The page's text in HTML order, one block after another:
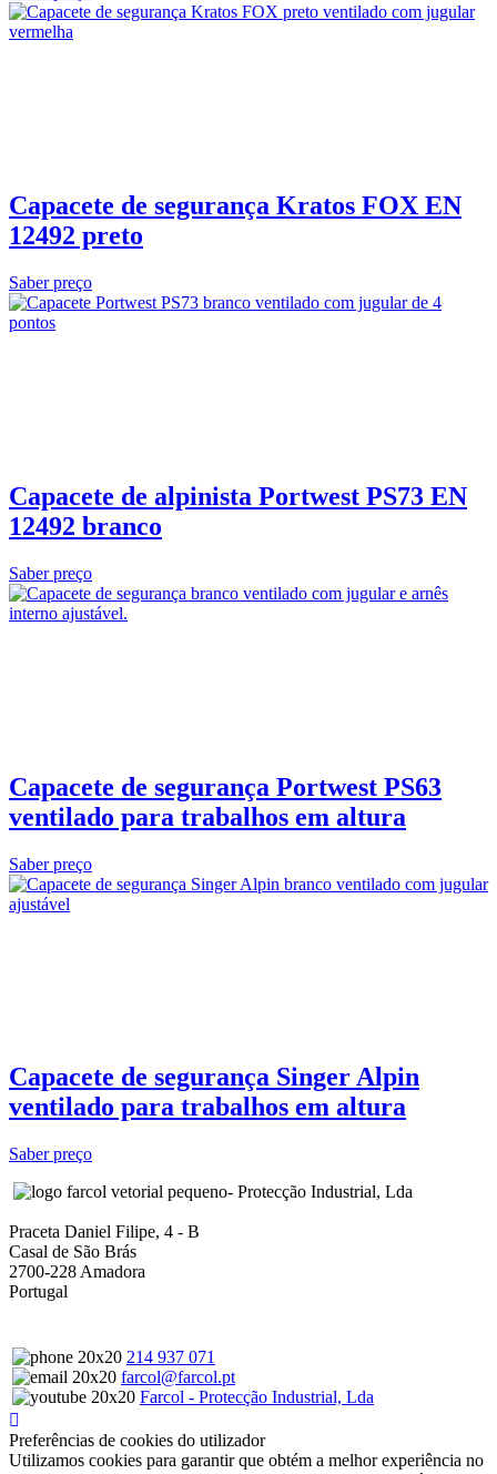
Capacete de segurança Kratos FOX EN
12492 preto
Saber preço
Capacete de alpinista Portwest PS73 EN
12492 branco
Saber preço
Capacete de segurança Portwest PS63
ventilado para trabalhos em altura
Saber preço
Capacete de segurança Singer Alpin
ventilado para trabalhos em altura
Saber preço
- Protecção Industrial, Lda
Praceta Daniel Filipe, 4 - B
Casal de São Brás
2700-228 Amadora
Portugal
214 937 071
farcol@farcol.pt
Farcol - Protecção Industrial, Lda
Preferências de cookies do utilizador
Utilizamos cookies para garantir que obtém a melhor experiência no